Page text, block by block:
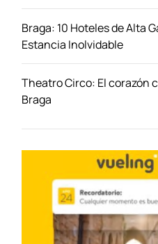
a
d
d
e
s
A
r
t
e
s
a
Braga: 10 Hoteles de Alta
Estancia Inolvidable
Theatro Circo: El corazón
Braga